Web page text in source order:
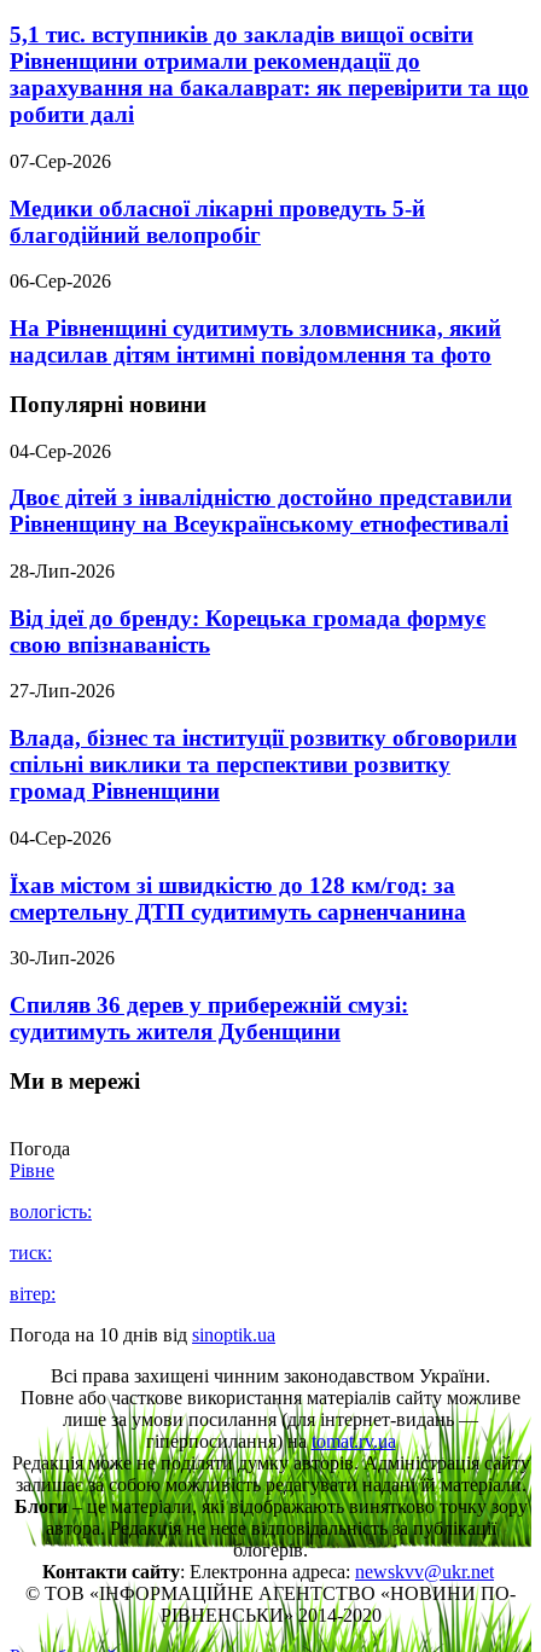
5,1 тис. вступників до закладів вищої освіти
Рівненщини отримали рекомендації до
зарахування на бакалаврат: як перевірити та що
робити далі
07-Сер-2026
Медики обласної лікарні проведуть 5-й
благодійний велопробіг
06-Сер-2026
На Рівненщині судитимуть зловмисника, який
надсилав дітям інтимні повідомлення та фото
Популярні новини
04-Сер-2026
Двоє дітей з інвалідністю достойно представили
Рівненщину на Всеукраїнському етнофестивалі
28-Лип-2026
Від ідеї до бренду: Корецька громада формує
свою впізнаваність
27-Лип-2026
Влада, бізнес та інституції розвитку обговорили
спільні виклики та перспективи розвитку
громад Рівненщини
04-Сер-2026
Їхав містом зі швидкістю до 128 км/год: за
смертельну ДТП судитимуть сарненчанина
30-Лип-2026
Спиляв 36 дерев у прибережній смузі:
судитимуть жителя Дубенщини
Ми в мережі
Погода
Рівне
вологість:
тиск:
вітер:
Погода на 10 днів від sinoptik.ua
Всі права захищені чинним законодавством України.
Повне або часткове використання матеріалів сайту можливе
лише за умови посилання (для інтернет-видань —
гіперпосилання) наtomat.rv.ua
Редакція може не поділяти думку авторів. Адміністрація сайту
залишає за собою можливість редагувати надані їй матеріали.
Блоги– це матеріали, які відображають винятково точку зору
автора. Редакція не несе відповідальність за публікації
блогерів.
Контакти сайту: Електронна адреса: newskvv@ukr.net
© ТОВ «ІНФОРМАЦІЙНЕ АГЕНТСТВО «НОВИНИ ПО-
РІВНЕНСЬКИ» 2014-2020